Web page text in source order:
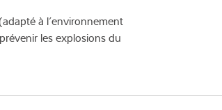
à l’environnement
les explosions du